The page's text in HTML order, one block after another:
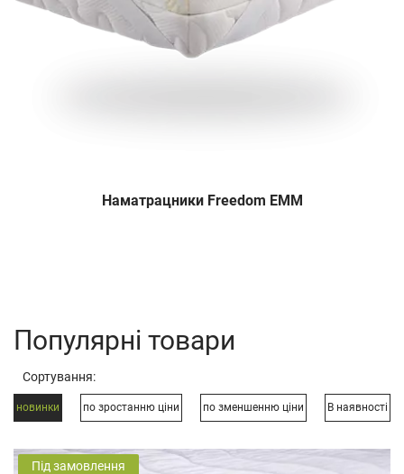
Наматрацники Freedom EMM
Популярні товари
Сортування:
новинки по зростанню ціни по зменшенню ціни В наявності
Під замовлення